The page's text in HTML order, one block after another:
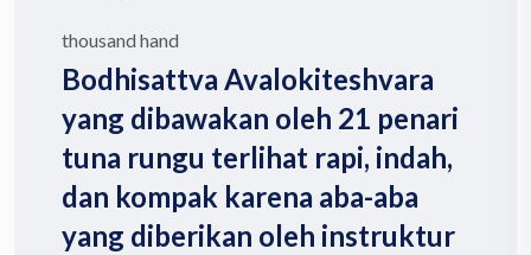
thousand hand
Bodhisattva Avalokiteshvara
yang dibawakan oleh 21 penari
tuna rungu terlihat rapi, indah,
dan kompak karena aba-aba
yang diberikan oleh instruktur